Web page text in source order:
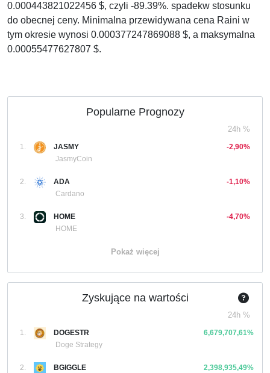
0.000443821022456 $, czyli -89.39%. spadekw stosunku
do obecnej ceny. Minimalna przewidywana cena Raini w
tym okresie wynosi 0.000377247869088 $, a maksymalna
0.00055477627807 $.
Popularne Prognozy
24h %
1.
JASMY
JasmyCoin
-2,90%
2.
ADA
Cardano
-1,10%
3.
HOME
HOME
-4,70%
Pokaż więcej
Zyskujące na wartości
24h %
1.
DOGESTR
Doge Strategy
6,679,707,61%
2.
BGIGGLE
2,398,935,49%